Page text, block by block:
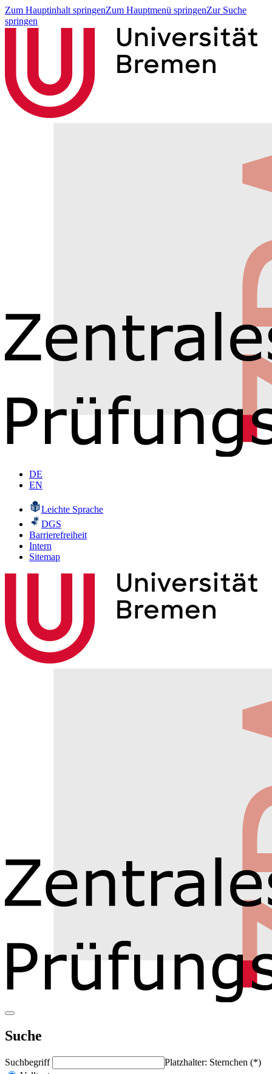
Zum Hauptinhalt springenZum Hauptmenü springenZur Suche
springen
DE
EN
Leichte Sprache
DGS
Barrierefreiheit
Intern
Sitemap
Suche
Suchbegriff
Platzhalter: Sternchen (*)